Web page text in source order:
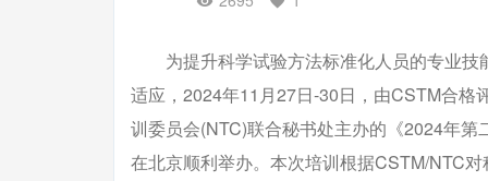
为提升科学试验方法标准化人员的专业技
适应，2024年11月27日-30日，由CSTM合格
训委员会(NTC)联合秘书处主办的《2024年
在北京顺利举办。本次培训根据CSTM/NTC